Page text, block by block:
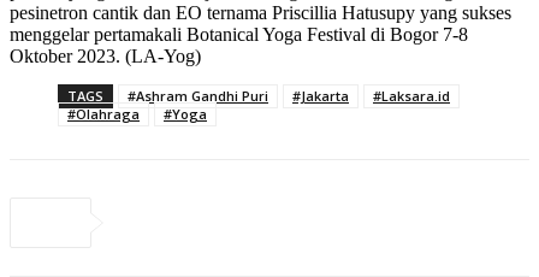
pesinetron cantik dan EO ternama Priscillia Hatusupy yang sukses
menggelar pertamakali Botanical Yoga Festival di Bogor 7-8
Oktober 2023. (LA-Yog)
TAGS #Ashram Gandhi Puri #Jakarta
#Laksara.id
#Olahraga
#Yoga